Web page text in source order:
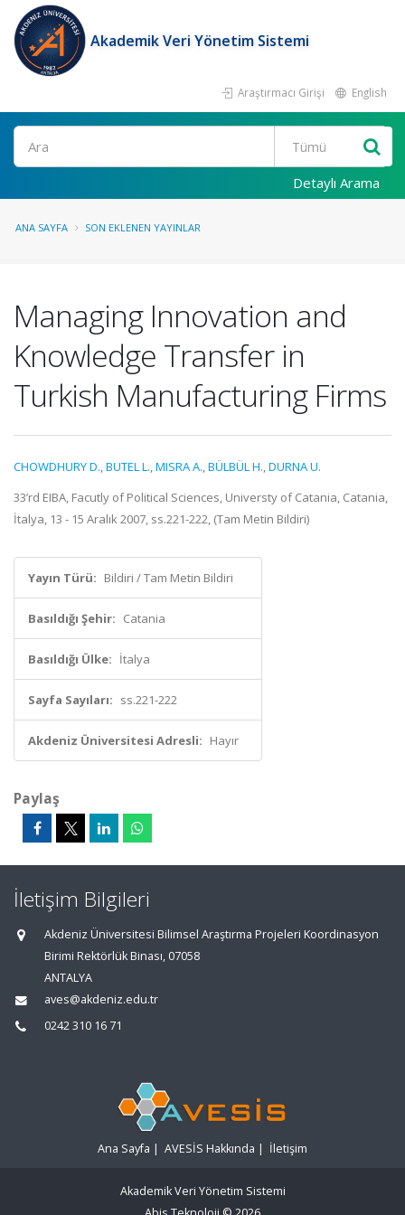
Akademik Veri Yönetim Sistemi
Araştırmacı Girişi English
Ara
Detaylı Arama
ANA SAYFA SON EKLENEN YAYINLAR
Managing Innovation and
Knowledge Transfer in
Turkish Manufacturing Firms
CHOWDHURY D.,BUTEL L.,MISRA A.,BÜLBÜL H.,DURNA U.
33’rd EIBA, Facutly of Political Sciences, Universty of Catania, Catania,
İtalya, 13 - 15 Aralık 2007, ss.221-222, (Tam Metin Bildiri)
Yayın Türü: Bildiri / Tam Metin Bildiri
Basıldığı Şehir: Catania
Basıldığı Ülke: İtalya
Sayfa Sayıları: ss.221-222
Akdeniz Üniversitesi Adresli: Hayır
Paylaş
İletişim Bilgileri
Akdeniz Üniversitesi Bilimsel Araştırma Projeleri Koordinasyon
Birimi Rektörlük Binası, 07058
ANTALYA
aves@akdeniz.edu.tr
0242 310 16 71
Ana Sayfa | AVESİS Hakkında | İletişim
Akademik Veri Yönetim Sistemi